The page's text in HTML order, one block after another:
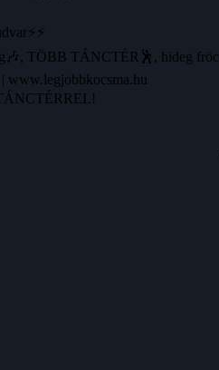
TÖBB TÁNCTÉR🕺, hideg
www.legjobbkocsma.hu